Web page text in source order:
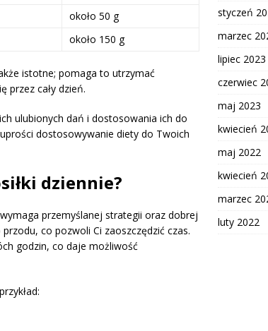
około 50 g
około 150 g
istotne; pomaga to utrzymać
przez cały dzień.
ulubionych dań i dostosowania ich do
dostosowywanie diety do Twoich
dziennie?
wymaga przemyślanej strategii oraz dobrej
co pozwoli Ci zaoszczędzić czas.
godzin, co daje możliwość
styczeń
marzec
lipiec 2023
czerwiec
maj 2023
kwiecień
maj 2022
kwiecień
marzec
luty 2022